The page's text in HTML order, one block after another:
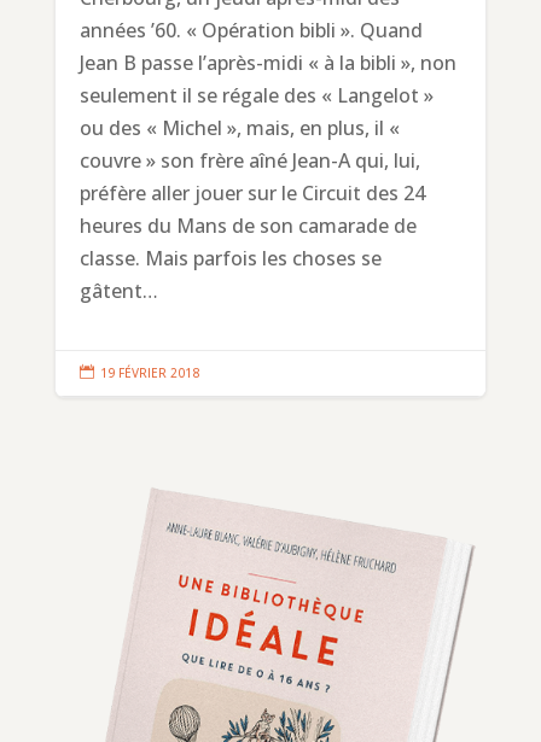
années ’60. « Opération bibli ». Quand
Jean B passe l’après-midi « à la bibli », non
seulement il se régale des « Langelot »
ou des « Michel », mais, en plus, il «
couvre » son frère aîné Jean-A qui, lui,
préfère aller jouer sur le Circuit des 24
heures du Mans de son camarade de
classe. Mais parfois les choses se
gâtent…
 19 FÉVRIER 2018